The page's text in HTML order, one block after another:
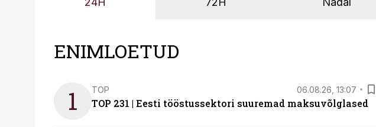
ENIMLOETUD
1 TOP 06.08.26, 13:07
TOP 231 | Eesti tööstussektori suuremad maksuvõlglased